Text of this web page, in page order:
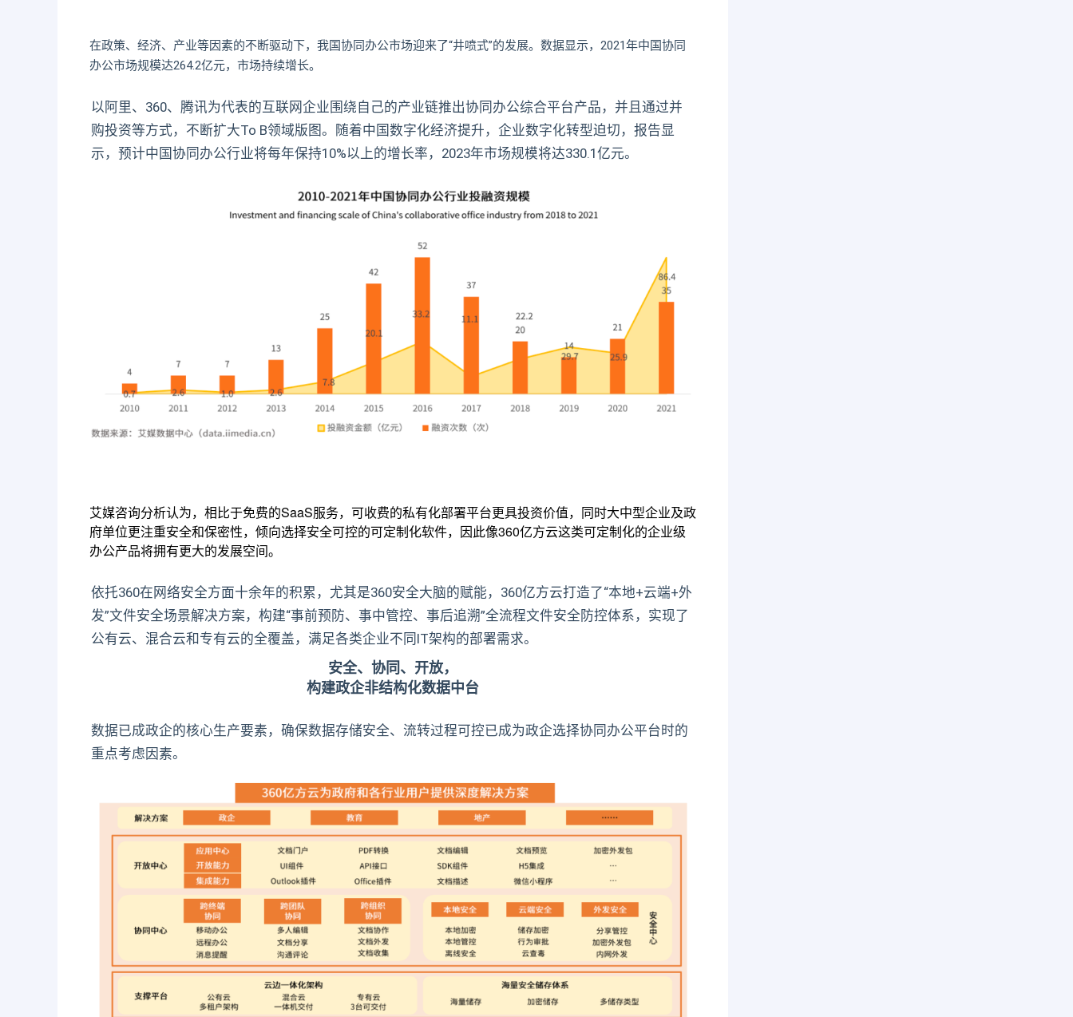
在政策、经济、产业等因素的不断驱动下，我国协同办公市场迎来了“井喷式”的发展。数据显示，2021年中国协同
办公市场规模达264.2亿元，市场持续增长。
以阿里、360、腾讯为代表的互联网企业围绕自己的产业链推出协同办公综合平台产品，并且通过并
购投资等方式，不断扩大To B领域版图。随着中国数字化经济提升，企业数字化转型迫切，报告显
示，预计中国协同办公行业将每年保持10%以上的增长率，2023年市场规模将达330.1亿元。
艾媒咨询分析认为，相比于免费的SaaS服务，可收费的私有化部署平台更具投资价值，同时大中型企业及政
府单位更注重安全和保密性，倾向选择安全可控的可定制化软件，因此像360亿方云这类可定制化的企业级
办公产品将拥有更大的发展空间。
依托360在网络安全方面十余年的积累，尤其是360安全大脑的赋能，360亿方云打造了“本地+云端+外
发”文件安全场景解决方案，构建“事前预防、事中管控、事后追溯”全流程文件安全防控体系，实现了
公有云、混合云和专有云的全覆盖，满足各类企业不同IT架构的部署需求。
安全、协同、开放，
构建政企非结构化数据中台
数据已成政企的核心生产要素，确保数据存储安全、流转过程可控已成为政企选择协同办公平台时的
重点考虑因素。